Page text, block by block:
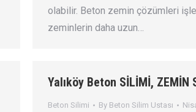
olabilir. Beton zemin çözümleri
zeminlerin daha uzun…
Yalıköy Beton SİLİMİ, ZEMİN
Beton Silimi By Beton Silim Ustası